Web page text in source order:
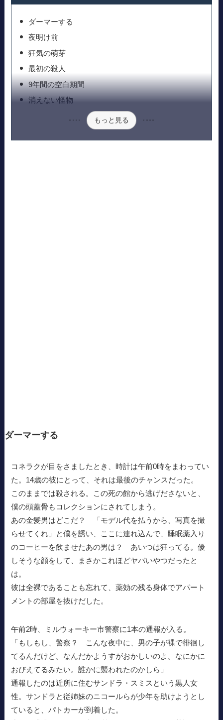
ダーマーする
夜明け前
狂気の萌芽
最初の殺人
9年間の空白期間
消えない怪物
もっと見る
ダーマーする
コネラクが目をさましたとき、時計は午前0時をまわってい
た。14歳の彼にとって、それは最後のチャンスだった。
このままでは殺される。この死の館から逃げださないと、
僕の頭蓋骨もコレクションにされてしまう。
あの金髪男はどこだ？ 「モデル代を払うから、写真を撮
らせてくれ」と僕を誘い、ここに連れ込んで、睡眠薬入り
のコーヒーを飲ませたあの男は？ あいつは狂ってる。優
しそうな顔をして、まさかこれほどヤバいやつだったと
は。
彼は全裸であることも忘れて、薬効の残る身体でアパート
メントの部屋を抜けだした。
午前2時、ミルウォーキー市警察に1本の通報が入る。
「もしもし、警察？ こんな夜中に、男の子が裸で徘徊し
てるんだけど。なんだかようすがおかしいのよ。なにかに
おびえてるみたい。誰かに襲われたのかしら」
通報したのは近所に住むサンドラ・スミスという黒人女
性。サンドラと従姉妹のニコールらが少年を助けようとし
ていると、パトカーが到着した。